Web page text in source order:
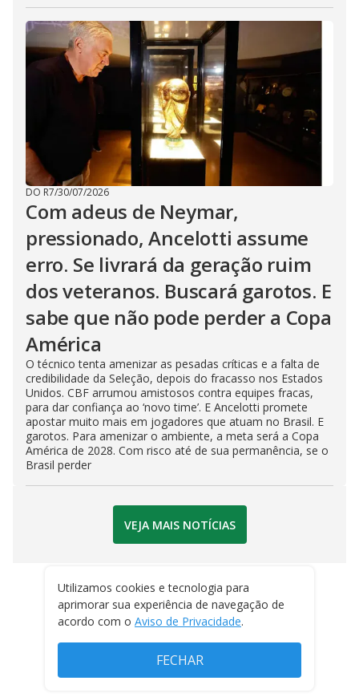
DO R7/30/07/2026
Com adeus de Neymar,
pressionado, Ancelotti assume
erro. Se livrará da geração ruim
dos veteranos. Buscará garotos. E
sabe que não pode perder a Copa
América
O técnico tenta amenizar as pesadas críticas e a falta de
credibilidade da Seleção, depois do fracasso nos Estados
Unidos. CBF arrumou amistosos contra equipes fracas,
para dar confiança ao ‘novo time’. E Ancelotti promete
apostar muito mais em jogadores que atuam no Brasil. E
garotos. Para amenizar o ambiente, a meta será a Copa
América de 2028. Com risco até de sua permanência, se o
Brasil perder
VEJA MAIS NOTÍCIAS
Utilizamos cookies e tecnologia para
aprimorar sua experiência de navegação de
acordo com o Aviso de Privacidade.
FECHAR